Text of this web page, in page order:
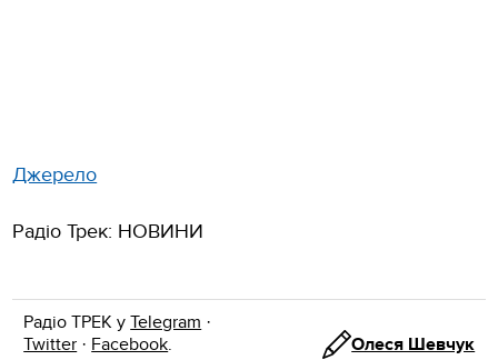
Джерело
Радіо Трек: НОВИНИ
Радіо ТРЕК уTelegram ·
Twitter · Facebook.
Олеся Шевчук